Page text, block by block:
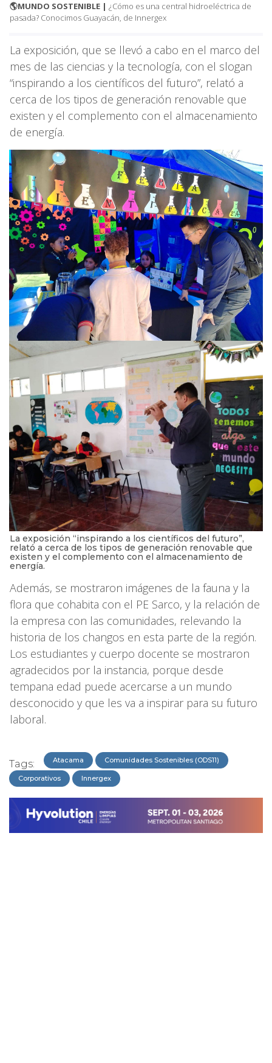
🌎MUNDO SOSTENIBLE | ¿Cómo es una central hidroeléctrica de
pasada? Conocimos Guayacán, de Innergex
La exposición, que se llevó a cabo en el marco del
mes de las ciencias y la tecnología, con el slogan
“inspirando a los científicos del futuro”, relató a
cerca de los tipos de generación renovable que
existen y el complemento con el almacenamiento
de energía.
La exposición “inspirando a los científicos del futuro”,
relató a cerca de los tipos de generación renovable que
existen y el complemento con el almacenamiento de
energía.
Además, se mostraron imágenes de la fauna y la
flora que cohabita con el PE Sarco, y la relación de
la empresa con las comunidades, relevando la
historia de los changos en esta parte de la región.
Los estudiantes y cuerpo docente se mostraron
agradecidos por la instancia, porque desde
tempana edad puede acercarse a un mundo
desconocido y que les va a inspirar para su futuro
laboral.
Tags: Atacama Comunidades Sostenibles (ODS11)
Corporativos Innergex